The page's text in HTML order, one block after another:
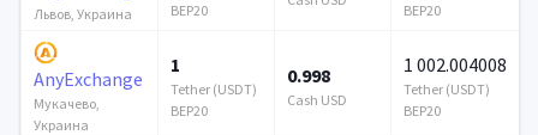
Львов, Украина
BEP20
BEP20
AnyExchange
Мукачево,
Украина
1
Tether (USDT)
BEP20
0.998
Cash USD
1 002.004008
Tether (USDT)
BEP20